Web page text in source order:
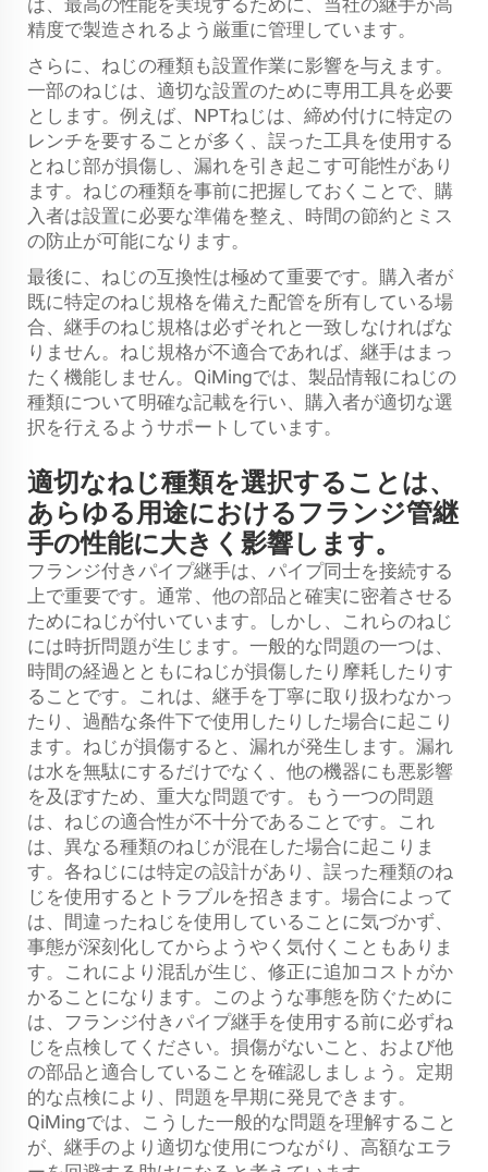
精度で製造されるよう厳重に管理しています。
さらに、ねじの種類も設置作業に影響を与えます。
一部のねじは、適切な設置のために専用工具を必要
とします。例えば、NPTねじは、締め付けに特定の
レンチを要することが多く、誤った工具を使用する
とねじ部が損傷し、漏れを引き起こす可能性があり
ます。ねじの種類を事前に把握しておくことで、購
入者は設置に必要な準備を整え、時間の節約とミス
の防止が可能になります。
最後に、ねじの互換性は極めて重要です。購入者が
既に特定のねじ規格を備えた配管を所有している場
合、継手のねじ規格は必ずそれと一致しなければな
りません。ねじ規格が不適合であれば、継手はまっ
たく機能しません。QiMingでは、製品情報にねじの
種類について明確な記載を行い、購入者が適切な選
択を行えるようサポートしています。
適切なねじ種類を選択することは、
あらゆる用途におけるフランジ管継
手の性能に大きく影響します。
フランジ付きパイプ継手は、パイプ同士を接続する
上で重要です。通常、他の部品と確実に密着させる
ためにねじが付いています。しかし、これらのねじ
には時折問題が生じます。一般的な問題の一つは、
時間の経過とともにねじが損傷したり摩耗したりす
ることです。これは、継手を丁寧に取り扱わなかっ
たり、過酷な条件下で使用したりした場合に起こり
ます。ねじが損傷すると、漏れが発生します。漏れ
は水を無駄にするだけでなく、他の機器にも悪影響
を及ぼすため、重大な問題です。もう一つの問題
は、ねじの適合性が不十分であることです。これ
は、異なる種類のねじが混在した場合に起こりま
す。各ねじには特定の設計があり、誤った種類のね
じを使用するとトラブルを招きます。場合によって
は、間違ったねじを使用していることに気づかず、
事態が深刻化してからようやく気付くこともありま
す。これにより混乱が生じ、修正に追加コストがか
かることになります。このような事態を防ぐために
は、フランジ付きパイプ継手を使用する前に必ずね
じを点検してください。損傷がないこと、および他
の部品と適合していることを確認しましょう。定期
的な点検により、問題を早期に発見できます。
QiMingでは、こうした一般的な問題を理解すること
が、継手のより適切な使用につながり、高額なエラ